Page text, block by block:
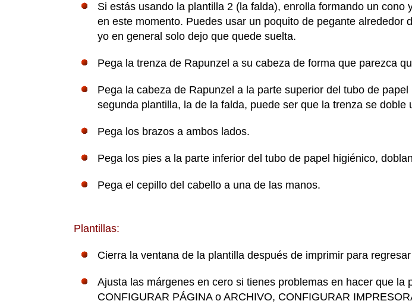
Si estás usando la plantilla 2 (la falda), enrolla formando un
en este momento. Puedes usar un poquito de pegante alrededor
yo en general solo dejo que quede suelta.
Pega la trenza de Rapunzel a su cabeza de forma que parezca
Pega la cabeza de Rapunzel a la parte superior del tubo de
segunda plantilla, la de la falda, puede ser que la trenza se
Pega los brazos a ambos lados.
Pega los pies a la parte inferior del tubo de papel higiénico,
Pega el cepillo del cabello a una de las manos.
Plantillas:
Cierra la ventana de la plantilla después de imprimir para
Ajusta las márgenes en cero si tienes problemas en hacer que la
CONFIGURAR PÁGINA o ARCHIVO, CONFIGURAR